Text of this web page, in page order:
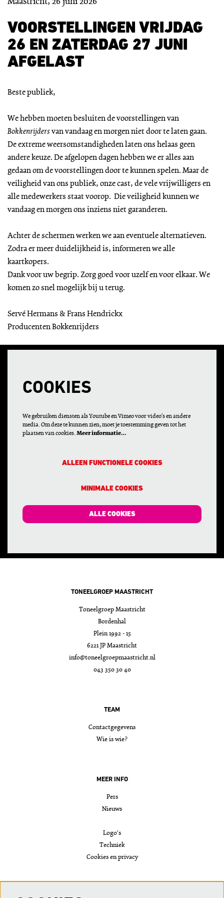
Maastricht, 26 juni 2026
VOORSTELLINGEN VRIJDAG
26 EN ZATERDAG 27 JUNI
AFGELAST
Beste publiek,
We hebben moeten besluiten de voorstellingen van
Bokkenrijdersvan vandaag en morgen niet door te laten gaan.
De extreme weersomstandigheden laten ons helaas geen
andere keuze. De afgelopen dagen hebben we er alles aan
gedaan om de voorstellingen door te kunnen spelen. Maar de
veiligheid van ons publiek, onze cast, de vele vrijwilligers en
alle medewerkers staat voorop. Die veiligheid kunnen we
vandaag en morgen ons inziens niet garanderen.
Achter de schermen werken we aan eventuele alternatieven.
Zodra er meer duidelijkheid is, informeren we alle
kaartkopers.
Dank voor uw begrip. Zorg goed voor uzelf en voor elkaar. We
komen zo snel mogelijk bij u terug.
Servé Hermans & Frans Hendrickx
Producenten Bokkenrijders
COOKIES
We gebruiken diensten als Youtube en Vimeo voor video's en andere
media. Om deze te kunnen zien, moet je toestemming geven tot het
plaatsen van cookies. Meer informatie…
ALLEEN FUNCTIONELE COOKIES
MINIMALE COOKIES
ALLE COOKIES
TONEELGROEP MAASTRICHT
Toneelgroep Maastricht
Bordenhal
Plein 1992 - 15
6221 JP Maastricht
info@toneelgroepmaastricht.nl
043 350 30 40
TEAM
Contactgegevens
Wie is wie?
MEER INFO
Pers
Nieuws
Logo's
Techniek
Cookies en privacy